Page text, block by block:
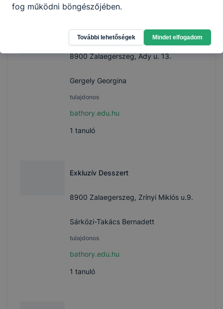
Exclusive Hair Salon
8900 Zalaegerszeg, Ady u. 13.
Gergely Georgina
tulajdonos
bathory.edu.hu
1 tanuló
Exkluzív Desszert
8900 Zalaegerszeg, Zrínyi Miklós u.9.
Sárközi-Takács Bernadett
tulajdonos
bathory.edu.hu
1 tanuló
fog működni böngészőjében.
További lehetőségek Mindet elfogadom